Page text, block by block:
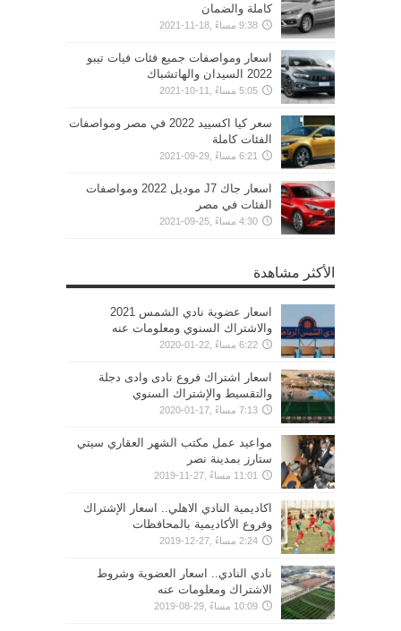
كاملة والضمان
9:38 مساءً ,18-11-2021
اسعار ومواصفات جميع فئات فيات تيبو
2022 السيدان والهاتشباك
5:05 مساءً ,11-10-2021
سعر كيا اكسييد 2022 في مصر ومواصفات
الفئات كاملة
6:21 مساءً ,29-09-2021
اسعار جاك J7 موديل 2022 ومواصفات
الفئات في مصر
4:30 مساءً ,25-09-2021
الأكثر مشاهدة
اسعار عضوية نادي الشمس 2021
والاشتراك السنوي ومعلومات عنه
6:22 مساءً ,22-01-2020
اسعار اشتراك فروع نادى وادى دجلة
والتقسيط والإشتراك السنوي
7:13 مساءً ,17-01-2020
مواعيد عمل مكتب الشهر العقاري سيتي
ستارز بمدينة نصر
11:01 مساءً ,27-11-2019
اكاديمية النادي الاهلي.. اسعار الإشتراك
وفروع الأكاديمية بالمحافظات
2:24 مساءً ,27-12-2019
نادي النادي.. اسعار العضوية وشروط
الاشتراك ومعلومات عنه
10:09 مساءً ,29-08-2019